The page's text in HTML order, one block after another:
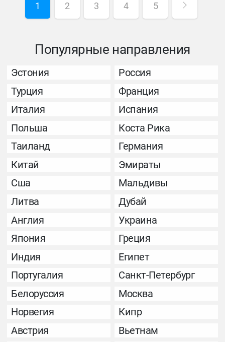
1 2 3 4 5
Популярные направления
Эстония
Россия
Турция
Франция
Италия
Испания
Польша
Коста Рика
Таиланд
Германия
Китай
Эмираты
Сша
Мальдивы
Литва
Дубай
Англия
Украина
Япония
Греция
Индия
Египет
Португалия
Санкт-Петербург
Белоруссия
Москва
Норвегия
Кипр
Австрия
Вьетнам